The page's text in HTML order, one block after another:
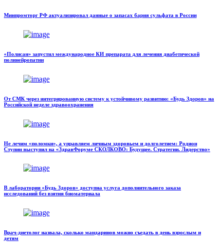
Минпромторг РФ актуализировал данные о запасах бария сульфата в России
«Полисан» запустил международное КИ препарата для лечения диабетической
полинейропатии
От СМК через интегрированную систему к устойчивому развитию: «Будь Здоров» на
Российской неделе здравоохранения
Не лечим «поломки», а управляем личным здоровьем и долголетием: Родион
Ступин выступил на «ЗдравФоруме СКОЛКОВО: Будущее. Стратегии. Лидерство»
В лаборатории «Будь Здоров» доступна услуга дополнительного заказа
исследований без взятия биоматериала
Врач-диетолог назвала, сколько мандаринов можно съедать в день взрослым и
детям